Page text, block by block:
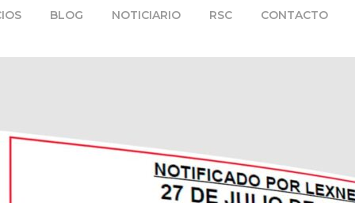
BLOG NOTICIARIO RSC CONTACTO